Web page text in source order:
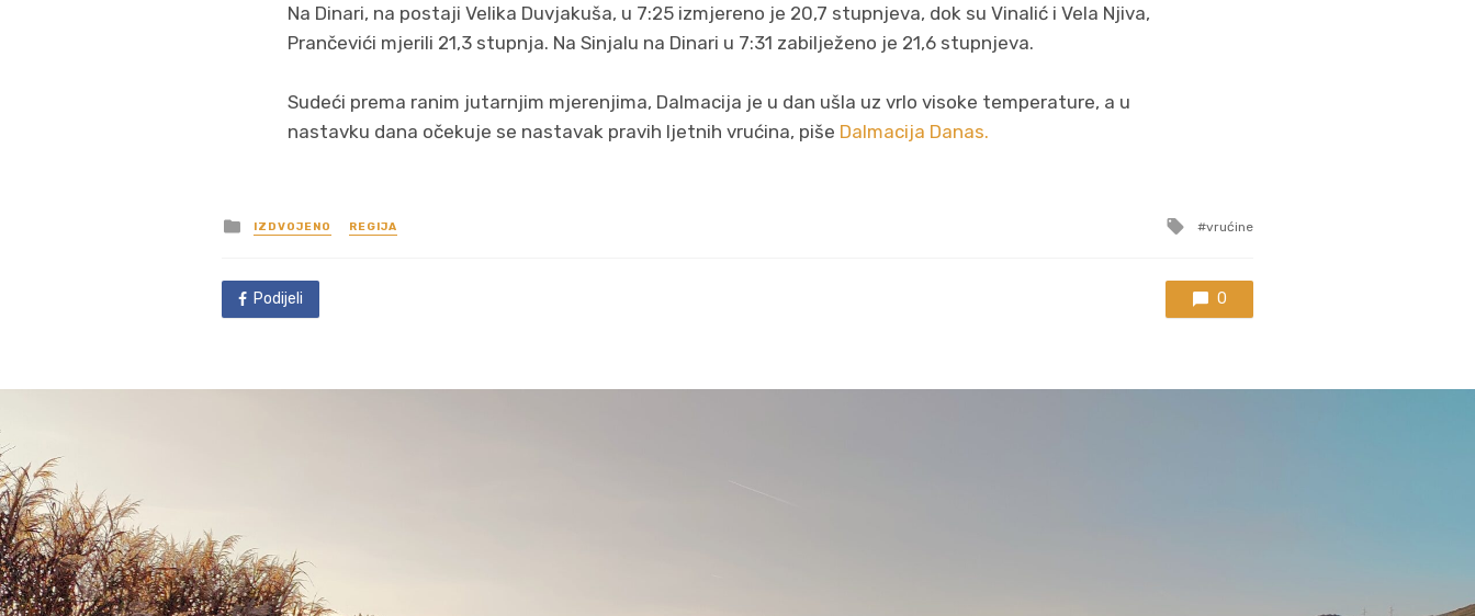
Na Dinari, na postaji Velika Duvjakuša, u 7:25 izmjereno je 20,7 stupnjeva, dok su Vinalić i Vela Njiva,
Prančevići mjerili 21,3 stupnja. Na Sinjalu na Dinari u 7:31 zabilježeno je 21,6 stupnjeva.
Sudeći prema ranim jutarnjim mjerenjima, Dalmacija je u dan ušla uz vrlo visoke temperature, a u
nastavku dana očekuje se nastavak pravih ljetnih vrućina, piše Dalmacija Danas.
Posted
in
IZDVOJENO REGIJA
Tagged
vrućine
Podijeli 0